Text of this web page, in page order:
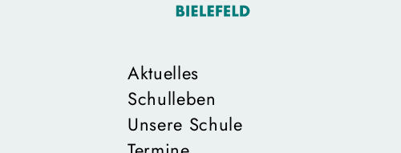
Aktuelles
Schulleben
Unsere Schule